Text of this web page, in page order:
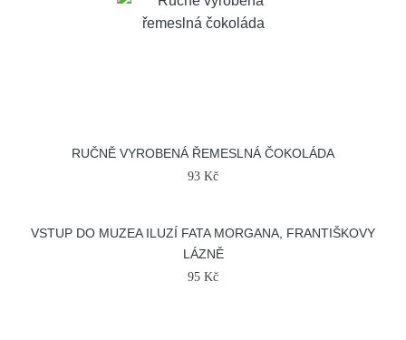
RUČNĚ VYROBENÁ ŘEMESLNÁ ČOKOLÁDA
93 Kč
VSTUP DO MUZEA ILUZÍ FATA MORGANA, FRANTIŠKOVY
LÁZNĚ
95 Kč